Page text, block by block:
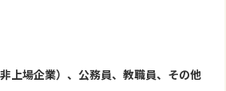
上場企業）、公務員、教職員、その他